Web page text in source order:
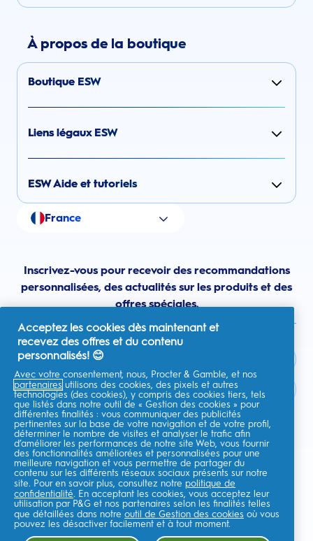
À propos de la boutique
Boutique ESW
Liens légaux ESW
ESW Aide et tutoriels
France
Inscrivez-vous pour recevoir des recommandations
personnalisées, des actualités sur les produits et des
offres spéciales.
France
Je consens à recevoir des communications personnalisées
concernant des offres, des actualités et d'autres initiatives
promotionnelles de la part d'Oral-B et d'autresmarques de P&G
mail et sur les canaux en ligne. Je peux medésinscrireà tout moment.
Procter & Gamble, le responsable du traitement des données, traitera
vos données personnelles pour vous permettre de vous inscrire sur ce
site, d'interagir avec ses services et, selon votre consentement, de vous
envoyer des communications commerciales pertinentes, y compris des
Acceptez les cookies dès maintenant et
recevez des offres et du contenu
personnalisés! 😊
Avec votre consentement, nous, Procter & Gamble, et nos
partenaires utilisons des cookies, des pixels et autres
technologies (des cookies), y compris des cookies tiers, tels
que listés dans notre outil de « Gestion des cookies » pour
différentes finalités : vous communiquer des publicités
pertinentes sur la base de votre navigation et de votre profil,
déterminer le nombre de visites et analyser le trafic afin
d’améliorer les performances de notre site Web, vous fournir
des fonctionnalités améliorées et personnalisées pour une
meilleure navigation et vous permettre de partager du
contenu sur les différents réseaux sociaux présents sur notre
site. Pour en savoir plus, consultez notre politique de
confidentialité. En acceptant les cookies, vous acceptez leur
utilisation par P&G et nos partenaires selon les finalités telles
que détaillées dans notre outil de Gestion des cookies où vous
pouvez les désactiver facilement et à tout moment.